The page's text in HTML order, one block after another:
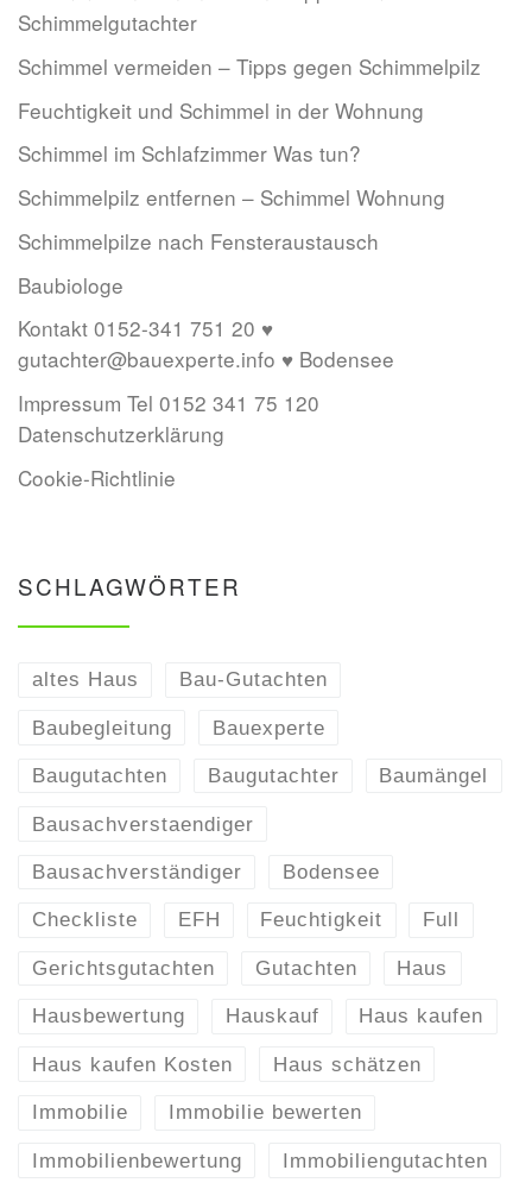
Schimmelgutachter
Schimmel vermeiden – Tipps gegen Schimmelpilz
Feuchtigkeit und Schimmel in der Wohnung
Schimmel im Schlafzimmer Was tun?
Schimmelpilz entfernen – Schimmel Wohnung
Schimmelpilze nach Fensteraustausch
Baubiologe
Kontakt 0152-341 751 20 ♥
gutachter@bauexperte.info ♥ Bodensee
Impressum Tel 0152 341 75 120
Datenschutzerklärung
Cookie-Richtlinie
SCHLAGWÖRTER
altes Haus Bau-Gutachten
Baubegleitung Bauexperte
Baugutachten Baugutachter Baumängel
Bausachverstaendiger
Bausachverständiger Bodensee
Checkliste EFH Feuchtigkeit Full
Gerichtsgutachten Gutachten Haus
Hausbewertung Hauskauf Haus kaufen
Haus kaufen Kosten Haus schätzen
Immobilie Immobilie bewerten
Immobilienbewertung Immobiliengutachten